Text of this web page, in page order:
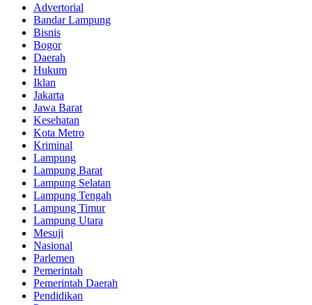
Advertorial
Bandar Lampung
Bisnis
Bogor
Daerah
Hukum
Iklan
Jakarta
Jawa Barat
Kesehatan
Kota Metro
Kriminal
Lampung
Lampung Barat
Lampung Selatan
Lampung Tengah
Lampung Timur
Lampung Utara
Mesuji
Nasional
Parlemen
Pemerintah
Pemerintah Daerah
Pendidikan